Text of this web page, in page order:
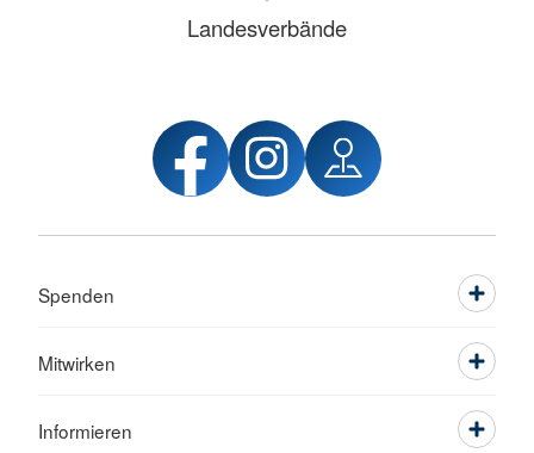
Landesverbände
Spenden
Mitwirken
Informieren